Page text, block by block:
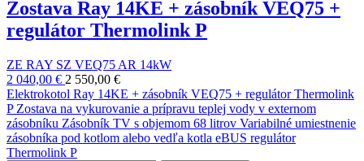
Zostava Ray 14KE + zásobník VEQ75 +
regulátor Thermolink P
ZE RAY SZ VEQ75 AR 14kW
2 040,00 € 2 550,00 €
Elektrokotol Ray 14KE + zásobník VEQ75 + regulátor Thermolink
P Zostava na vykurovanie a prípravu teplej vody v externom
zásobníku Zásobník TV s objemom 68 litrov Variabilné umiestnenie
zásobníka pod kotlom alebo vedľa kotla eBUS regulátor
Thermolink P